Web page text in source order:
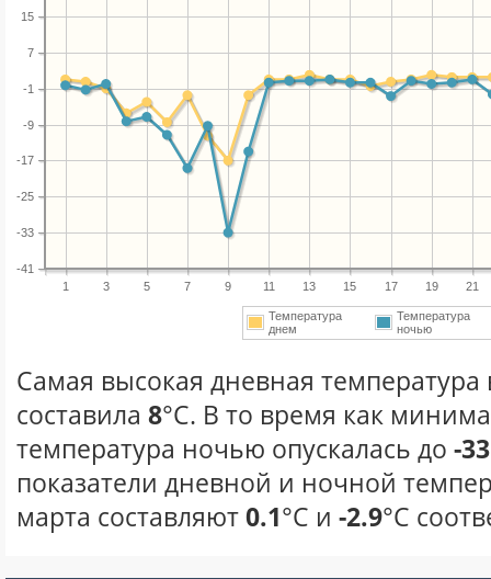
1 3 5 7 9 11 13 15 17 19 21
-41
-33
-25
-17
-9
-1
7
15
Температура
днем
Температура
ночью
Самая высокая дневная температура
составила 8°С. В то время как
температура ночью опускалась до -33
показатели дневной и ночной
марта составляют0.1°С и -2.9°С